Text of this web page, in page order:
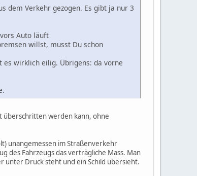
dem Verkehr gezogen. Es gibt ja nur 3
Auto läuft
willst, musst Du schon
es wirklich eilig. Übrigens: da vorne
überschritten werden kann, ohne
unangemessen im Straßenverkehr
des Fahrzeugs das verträgliche Mass. Man
unter Druck steht und ein Schild übersieht.